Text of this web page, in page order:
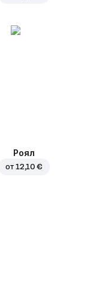
Роял
от 12,10 €